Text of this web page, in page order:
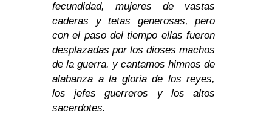
fecundidad, mujeres de vastas
caderas y tetas generosas, pero
con el paso del tiempo ellas fueron
desplazadas por los dioses machos
de la guerra. y cantamos himnos de
alabanza a la gloria de los reyes,
los jefes guerreros y los altos
sacerdotes.